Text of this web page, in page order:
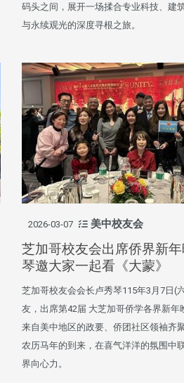
码头之间，展开一场揉合专业科技、建
与永续观光的深度寻根之旅。
2026-03-07 美中校友会
芝加哥校友会出席侨界新
琴邀大家一起看《大蒙》
芝加哥校友会会长卢秀琴115年3月7日(
友，出席第42届 大芝加哥侨学各界新年
来自美中地区的政要、侨团社区领袖齐
农历马年的到来，在喜气洋洋的氛围中
界向心力。